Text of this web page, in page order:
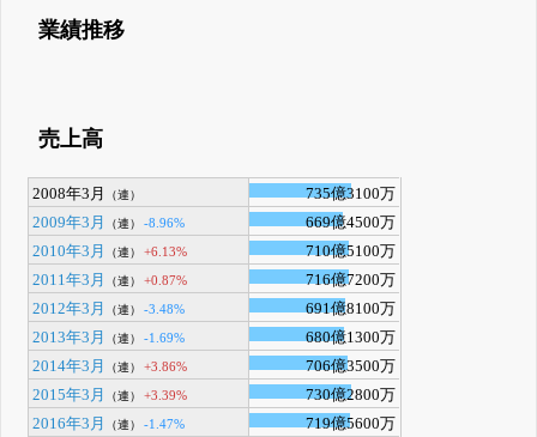
業績推移
売上高
2008年3月 （連）
735億3100万
2009年3月
（連） -8.96%
669億4500万
2010年3月
（連） +6.13%
710億5100万
2011年3月
（連） +0.87%
716億7200万
2012年3月
（連） -3.48%
691億8100万
2013年3月
（連） -1.69%
680億1300万
2014年3月
（連） +3.86%
706億3500万
2015年3月
（連） +3.39%
730億2800万
2016年3月
（連） -1.47%
719億5600万